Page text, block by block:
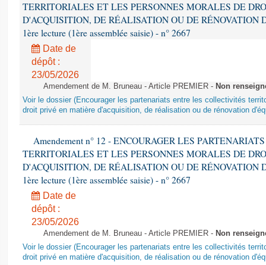
TERRITORIALES ET LES PERSONNES MORALES DE
D'ACQUISITION, DE RÉALISATION OU DE RÉNOVATION
1ère lecture (1ère assemblée saisie) - n° 2667
Date de
dépôt :
23/05/2026
Amendement de M. Bruneau - Article PREMIER - Non
Voir le dossier (Encourager les partenariats entre les collectivités
droit privé en matière d'acquisition, de réalisation ou de rénovation
Amendement n° 12 - ENCOURAGER LES
TERRITORIALES ET LES PERSONNES MORALES DE
D'ACQUISITION, DE RÉALISATION OU DE RÉNOVATION
1ère lecture (1ère assemblée saisie) - n° 2667
Date de
dépôt :
23/05/2026
Amendement de M. Bruneau - Article PREMIER - Non
Voir le dossier (Encourager les partenariats entre les collectivités
droit privé en matière d'acquisition, de réalisation ou de rénovation